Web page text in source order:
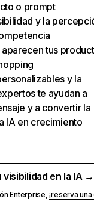
o prompt
y la
tus
y la
te ayudan a
y a convertir la
IA en crecimiento
visibilidad en la IA →
Enterprise,¡reserva